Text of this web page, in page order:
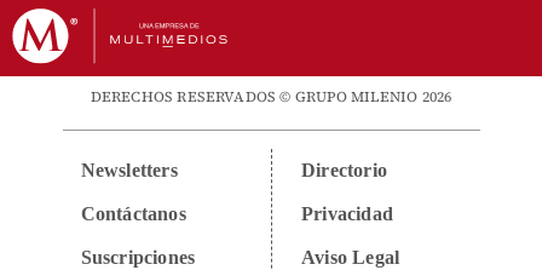
DERECHOS RESERVADOS © GRUPO MILENIO 2026
Newsletters
Contáctanos
Suscripciones
Directorio
Privacidad
Aviso Legal